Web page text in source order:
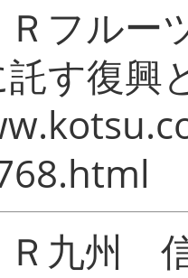
フルー
す復興
九州 信